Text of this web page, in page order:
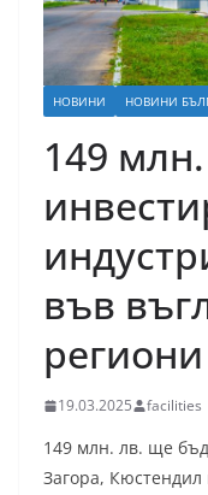
НОВИНИ НОВИНИ
149
във
региони
19.03.2025 facilities
149 млн. лв. ще
Загора,